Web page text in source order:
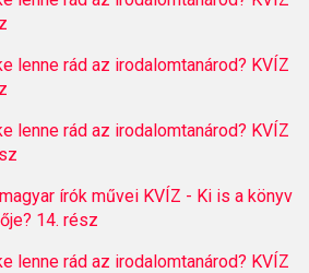
lenne rád az irodalomtanárod? KVÍZ
lenne rád az irodalomtanárod? KVÍZ
írók művei KVÍZ - Ki is a könyv
14. rész
lenne rád az irodalomtanárod? KVÍZ